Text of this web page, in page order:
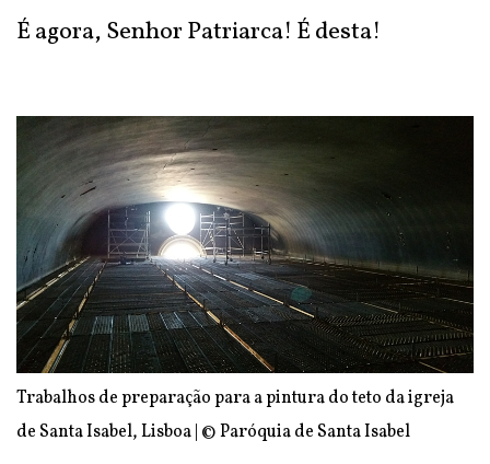
É agora, Senhor Patriarca! É desta!
Trabalhos de preparação para a pintura do teto da igreja
de Santa Isabel, Lisboa | © Paróquia de Santa Isabel